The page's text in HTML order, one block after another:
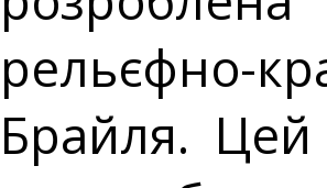
рельєфно-
Брайля.